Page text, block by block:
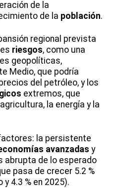
de la
de la población.
regional prevista
riesgos, como una
geopolíticas,
Medio, que podría
del petróleo, y los
extremos, que
la energía y la
la persistente
avanzadas y
abrupta de lo esperado
pasa de crecer 5.2 %
y 4.3 % en 2025).